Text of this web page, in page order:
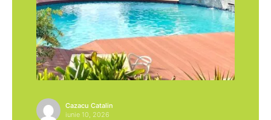
Cazacu Catalin
iunie 10, 2026